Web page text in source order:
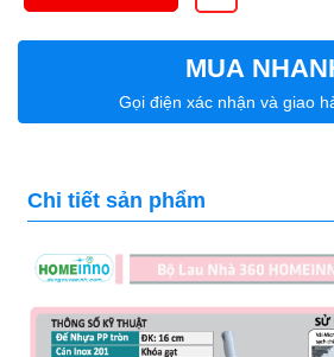
MUA
Gọi điện xác nhận và giao
Chi tiết sản phẩm